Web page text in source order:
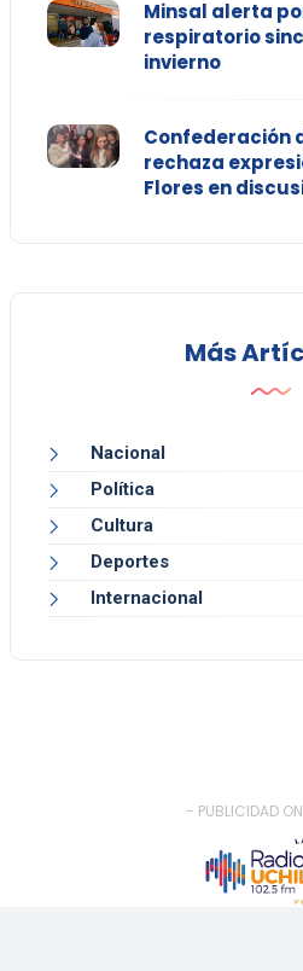
Minsal alerta
respiratorio
invierno
Confederación
rechaza
Flores en
Más
Nacional
Política
Cultura
Deportes
Internacional
- PUBLICIDAD